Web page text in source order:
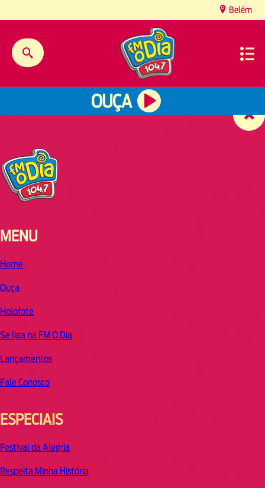
Belém
OUÇA
MENU
Home
Ouça
Holofote
Se liga na FM O Dia
Lançamentos
Fale Conosco
ESPECIAIS
Festival da Alegria
Respeita Minha História